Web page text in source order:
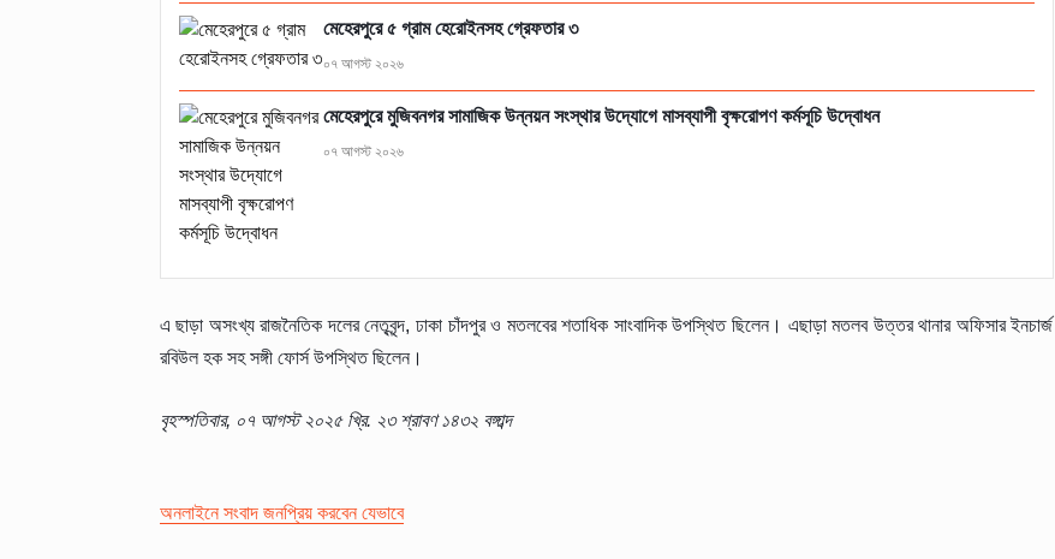
মেহেরপুরে ৫ গ্রাম হেরোইনসহ গ্রেফতার ৩
০৭ আগস্ট ২০২৬
মেহেরপুরে মুজিবনগর সামাজিক উন্নয়ন সংস্থার উদ্যোগে মাসব্যাপী বৃক্ষরোপণ কর্মসূচি উদ্বোধন
০৭ আগস্ট ২০২৬
এ ছাড়া অসংখ্য রাজনৈতিক দলের নেতৃবৃন্দ, ঢাকা চাঁদপুর ও মতলবের শতাধিক সাংবাদিক উপস্থিত ছিলেন। এছাড়া মতলব উত্তর থানার অফিসার ইনচার্জ
রবিউল হক সহ সঙ্গী ফোর্স উপস্থিত ছিলেন।
বৃহস্পতিবার, ০৭ আগস্ট ২০২৫ খ্রি. ২৩ শ্রাবণ ১৪৩২ বঙ্গাব্দ
অনলাইনে সংবাদ জনপ্রিয় করবেন যেভাবে